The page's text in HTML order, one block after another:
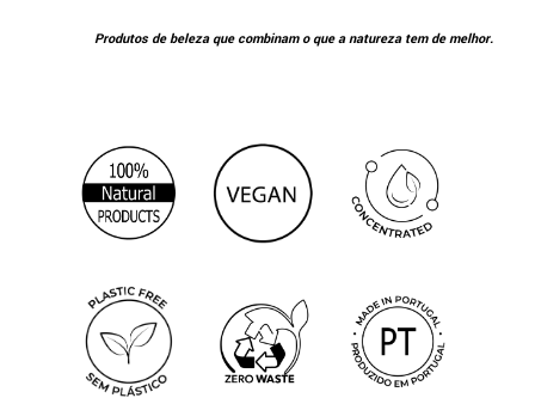
Produtos de beleza que combinam o que a natureza tem de melhor.